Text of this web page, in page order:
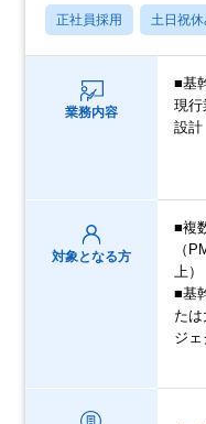
正社員採用 土日祝
業務内容
■基
現
設計
対象となる方
■複
（
上）
■基
た
ジ